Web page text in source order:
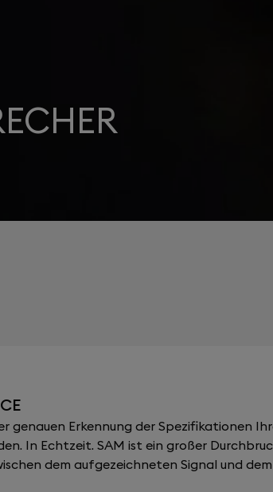
Erkennung der Spezifikationen
In Echtzeit. SAM ist ein großer
dem aufgezeichneten Signal und